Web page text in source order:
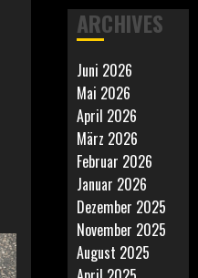
ARCHIVES
Juni 2026
Mai 2026
April 2026
März 2026
Februar 2026
Januar 2026
Dezember 2025
November 2025
August 2025